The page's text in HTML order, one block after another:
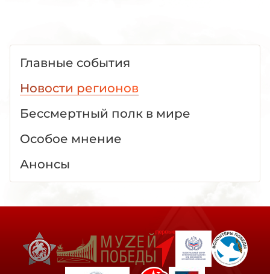
Главные события
Новости регионов
Бессмертный полк в мире
Особое мнение
Анонсы